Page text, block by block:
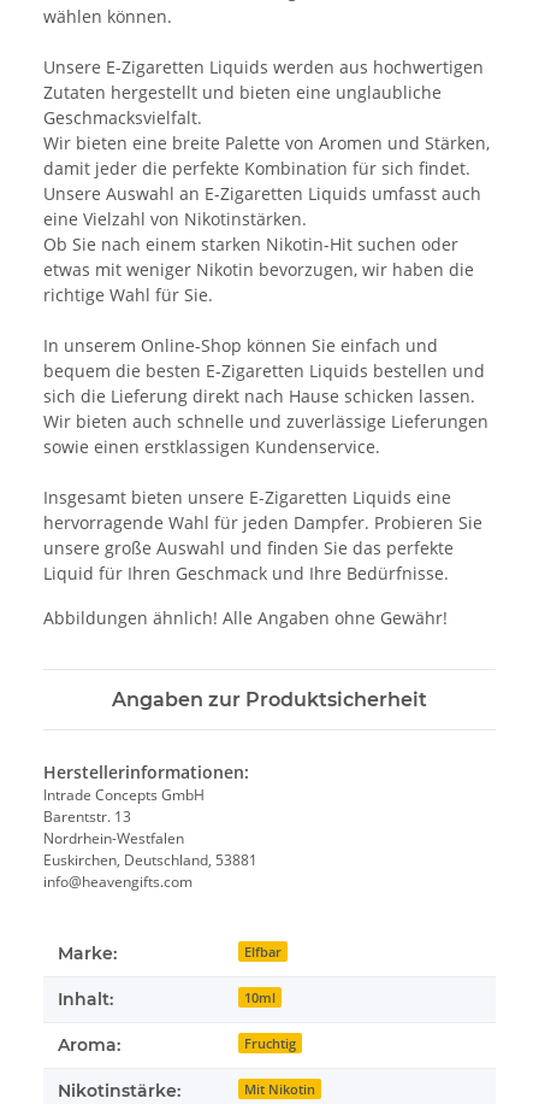
wählen können.
Unsere E-Zigaretten Liquids werden aus hochwertigen
Zutaten hergestellt und bieten eine unglaubliche
Geschmacksvielfalt.
Wir bieten eine breite Palette von Aromen und Stärken,
damit jeder die perfekte Kombination für sich findet.
Unsere Auswahl an E-Zigaretten Liquids umfasst auch
eine Vielzahl von Nikotinstärken.
Ob Sie nach einem starken Nikotin-Hit suchen oder
etwas mit weniger Nikotin bevorzugen, wir haben die
richtige Wahl für Sie.
In unserem Online-Shop können Sie einfach und
bequem die besten E-Zigaretten Liquids bestellen und
sich die Lieferung direkt nach Hause schicken lassen.
Wir bieten auch schnelle und zuverlässige Lieferungen
sowie einen erstklassigen Kundenservice.
Insgesamt bieten unsere E-Zigaretten Liquids eine
hervorragende Wahl für jeden Dampfer. Probieren Sie
unsere große Auswahl und finden Sie das perfekte
Liquid für Ihren Geschmack und Ihre Bedürfnisse.
Abbildungen ähnlich! Alle Angaben ohne Gewähr!
Angaben zur Produktsicherheit
Herstellerinformationen:
Intrade Concepts GmbH
Barentstr. 13
Nordrhein-Westfalen
Euskirchen, Deutschland, 53881
info@heavengifts.com
Marke: Elfbar
Inhalt: 10ml
Aroma: Fruchtig
Nikotinstärke: Mit Nikotin